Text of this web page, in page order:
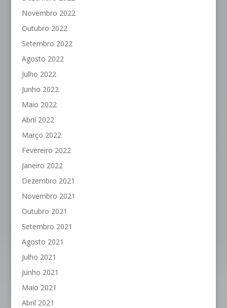
Novembro 2022
Outubro 2022
Setembro 2022
Agosto 2022
Julho 2022
Junho 2022
Maio 2022
Abril 2022
Março 2022
Fevereiro 2022
Janeiro 2022
Dezembro 2021
Novembro 2021
Outubro 2021
Setembro 2021
Agosto 2021
Julho 2021
Junho 2021
Maio 2021
Abril 2021